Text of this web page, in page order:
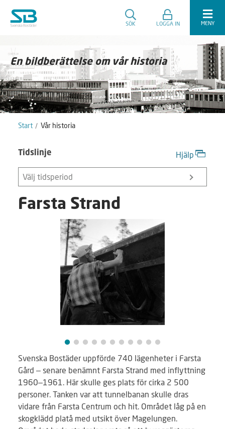
SÖK LOGGA IN MENY
En bildberättelse om vår historia
Start Vår historia
Hjälp
Tidslinje
Välj tidsperiod
Farsta Strand
Svenska Bostäder uppförde 740 lägenheter i Farsta
Gård – senare benämnt Farsta Strand med inflyttning
1960–1961. Här skulle ges plats för cirka 2 500
personer. Tanken var att tunnelbanan skulle dras
vidare från Farsta Centrum och hit. Området låg på en
skogklädd platå med utsikt över Magelungen.